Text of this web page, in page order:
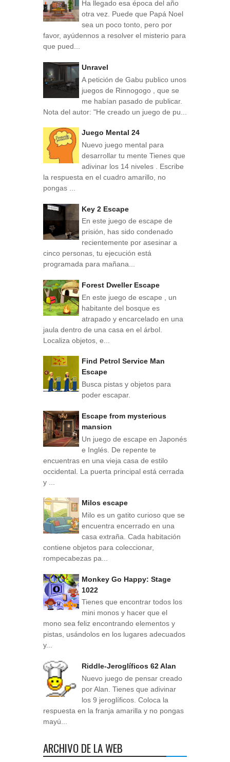
Ha llegado esa época del año
otra vez. Puede que Papá Noel
sea un poco tonto, pero por
favor, ayúdennos a resolver el misterio para
que pued...
Unravel
A petición de Gabu publico unos
juegos de Rinnogogo , que se
me habían pasado de publicar.
Nota del autor: "He creado un juego de pu...
Juego Mental 24
Nuevo juego mental para
desarrollar tu mente Tienes que
adivinar los 14 niveles . Escribe
la respuesta en el cuadro amarillo, no
pongas ...
Key 2 Escape
En este juego de escape de
prisión, has sido condenado
recientemente por asesinar a
cinco personas, tu ejecución está
programada para mañana...
Forest Dweller Escape
En este juego de escape , un
habitante del bosque es
atrapado y encarcelado en una
jaula dentro de una casa en el árbol.
Localiza objetos, e...
Find Petrol Service Man
Escape
Busca pistas y objetos para
poder escapar.
Escape from mysterious
mansion
Un juego de escape en Japonés
e Inglés. De repente te
encuentras en una vieja casa de estilo
occidental. La puerta principal está cerrada
y ...
Milos escape
Milo es un gatito curioso que se
encuentra encerrado en una
casa extraña. Cada habitación
contiene objetos para coleccionar,
rompecabezas pa...
Monkey Go Happy: Stage
1022
Tienes que encontrar todos los
mini monos y hacer que el
mono sea feliz encontrando elementos y
pistas, usándolos en los lugares adecuados
y...
Riddle-Jeroglíficos 62 Alan
Nuevo juego de pensar creado
por Alan. Tienes que adivinar
los 9 jeroglíficos. Coloca la
respuesta en la franja amarilla y no pongas
mayú...
ARCHIVO DE LA WEB